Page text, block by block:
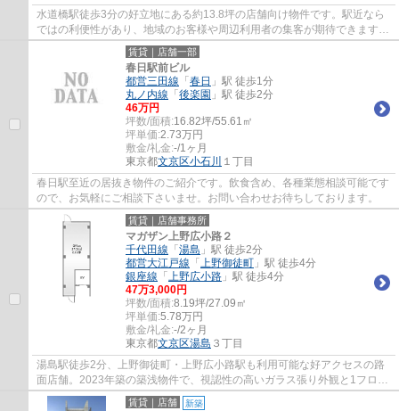
水道橋駅徒歩3分の好立地にある約13.8坪の店舗向け物件です。駅近なら
ではの利便性があり、地域のお客様や周辺利用者の集客が期待できます。
使いやすい広さで、飲食店の新規開業や移転...
賃貸｜店舗一部
春日駅前ビル
都営三田線 「 春日 」駅 徒歩1分
丸ノ内線 「 後楽園 」駅 徒歩2分
46万円
坪数/面積:16.82坪/55.61㎡
坪単価:2.73万円
敷金/礼金:-/1ヶ月
東京都文京区小石川 １丁目
春日駅至近の居抜き物件のご紹介です。飲食含め、各種業態相談可能です
ので、お気軽にご相談下さいませ。お問い合わせお待ちしております。
賃貸｜店舗事務所
マガザン上野広小路２
千代田線 「 湯島 」駅 徒歩2分
都営大江戸線 「 上野御徒町 」駅 徒歩4分
銀座線 「 上野広小路 」駅 徒歩4分
47万3,000円
坪数/面積:8.19坪/27.09㎡
坪単価:5.78万円
敷金/礼金:-/2ヶ月
東京都文京区湯島 ３丁目
湯島駅徒歩2分、上野御徒町・上野広小路駅も利用可能な好アクセスの路
面店舗。2023年築の築浅物件で、視認性の高いガラス張り外観と1フロア
1テナント仕様が魅力です。約8坪のコンパク...
賃貸｜店舗 新築